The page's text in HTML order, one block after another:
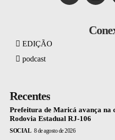
EDIÇÃO
podcast
Recentes
Prefeitura de Maricá avança na
Rodovia Estadual RJ-106
SOCIAL 8 de agosto de 2026